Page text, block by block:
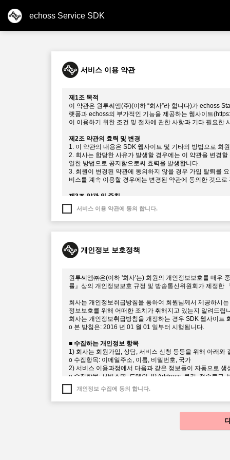
echoss Service SDK
서비스 이용 약관
제1조 목적
이 약관은 원투씨엠(주)(이하 “회사”라 합니다)가 echoss
랫폼과 echoss의 부가적인 기능을 제공하는 웹사이트
이 이용하기 위한 조건 및 절차에 관한 사항과 기타 필요한
제2조 약관의 효력 및 변경
1. 이 약관의 내용은 SDK 웹사이트 및 기타의 방법으로 회
2. 회사는 합당한 사유가 발생할 경우에는 이 약관을 변경
일한 방법으로 공지함으로써 효력을 발생합니다.
3. 회원이 변경된 약관에 동의하지 않을 경우 가입 탈퇴를
비스를 계속 이용할 경우에는 변경된 약관에 동의한 것으로
제3조 약관 외 준칙
1. 본 약관의 공지 및 변경사항은 “SDK 웹사이트”를 통해
2. 본 약관에 명시되지 않은 사항은 전기통신사업법 및 기
1. “서비스”라 함은 echoss Platform API 등의 회원의 모바
해 제공하는 모든 서비스를 의미합니다.
제5조 회원가입 및 계정관리에 대한 의무
됩니다.
2. 회원은 SDK 웹사이트를 통해 언제든지 본인의 정보를
3. 회원은 회원가입시 등록한 정보가 변경되었을 경우
사에 변경사항을 알려야 합니다. 변경사항을 회사에 알리
4. 회원의 SDK 웹사이트 계정에 대한 관리책임은 회원에
5. 회원은 계정이 도용되거나 제3자가 사용하고 있음을 인
야 합니다.
6. 전항의 경우에 해당 회원이 회사에 그 사실을 통지하지
이익에 대하여 회사는 책임을 부담하지 않습니다.
제6조 서비스 등록 및 권한 신청의 승낙
1. 회원이 SDK 웹사이트를 통해 서비스를 개발하기 위해
2. 애플리케이션 개발에 필요한 일부 API는 권한신청을 회
3. 권한 신청에 대하여 회사가 이용 승낙함을 원칙으로 합
서비스 이용 약관에 동의 합니다.
개인정보 보호정책
원투씨엠㈜은(이하 '회사'는) 회원의 개인정보보호를 매우
률』상의 개인정보보호 규정 및 방송통신위원회가 제정한
회사는 개인정보취급방침을 통하여 회원님께서 제공하시
정보보호를 위해 어떠한 조치가 취해지고 있는지 알려드립
회사는 개인정보취급방침을 개정하는 경우 SDK 웹사이트
ο 본 방침은: 2016 년 01 월 01 일부터 시행됩니다.
■ 수집하는 개인정보 항목
1) 회사는 회원가입, 상담, 서비스 신청 등등을 위해 아래와
ο 수집항목: 이메일주소, 이름, 비밀번호, 국가
2) 서비스 이용과정에서 다음과 같은 정보들이 자동으로
ο 수집항목: 서비스명, 도메인, IP Address, 쿠키, 접속로그,
3) 회사는 다음과 같은 방법으로 개인정보를 수집합니다.
ο 개인정보 수집방법 : echoss Service SDK 웹사이트
회사는 수집한 개인정보를 다음의 목적을 위해 활용합니다.
ο 서비스 제공에 대한 계약 이행 및 서비스 이용 컨텐츠 제
개인정보 수집에 동의 합니다.